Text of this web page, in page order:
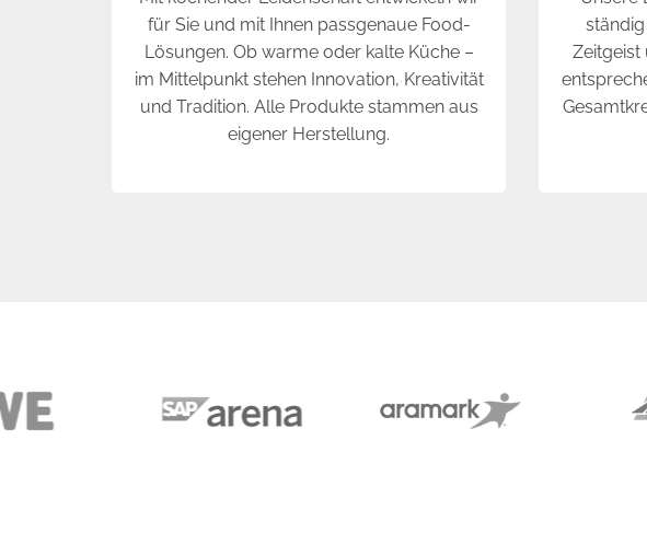
für Sie und mit Ihnen passgenaue Food-
Lösungen. Ob warme oder kalte Küche –
im Mittelpunkt stehen Innovation, Kreativität
und Tradition. Alle Produkte stammen aus
eigener Herstellung.
Zeitgeist